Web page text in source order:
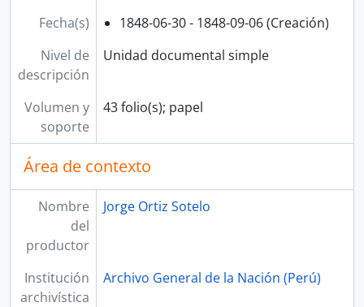
Fecha(s)
1848-06-30 - 1848-09-06 (Creación)
Nivel de
descripción
Unidad documental simple
Volumen y
soporte
43 folio(s); papel
Área de contexto
Nombre
del
productor
Jorge Ortiz Sotelo
Institución
archivística
Archivo General de la Nación (Perú)